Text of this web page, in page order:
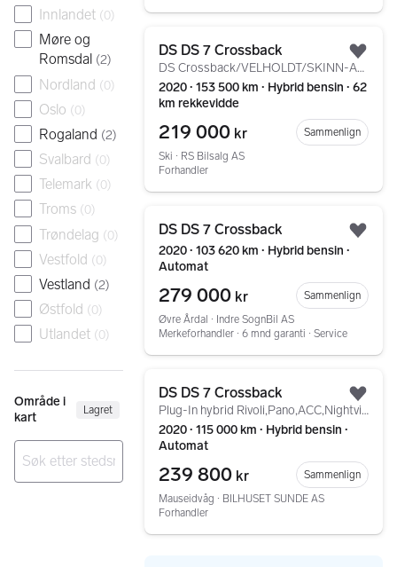
Innlandet (0)
Møre og
Romsdal (2)
Nordland (0)
Oslo (0)
Rogaland (2)
Svalbard (0)
Telemark (0)
Troms (0)
Trøndelag (0)
Vestfold (0)
Vestland (2)
Østfold (0)
Utlandet (0)
Område i
kart
Lagret
DS DS 7 Crossback
DS Crossback/VELHOLDT/SKINN-ALCANTARA
2020 ∙ 153 500 km ∙ Hybrid bensin ∙ 62
km rekkevidde
219 000 kr
Sammenlign
Ski ∙ RS Bilsalg AS
Forhandler
DS DS 7 Crossback
2020 ∙ 103 620 km ∙ Hybrid bensin ∙
Automat
279 000 kr
Sammenlign
Øvre Årdal ∙ Indre SognBil AS
Merkeforhandler ∙ 6 mnd garanti ∙ Service
DS DS 7 Crossback
Plug-In hybrid Rivoli,Pano,ACC,Nightvision,Focal,R.kam+
2020 ∙ 115 000 km ∙ Hybrid bensin ∙
Automat
239 800 kr
Sammenlign
Mauseidvåg ∙ BILHUSET SUNDE AS
Forhandler